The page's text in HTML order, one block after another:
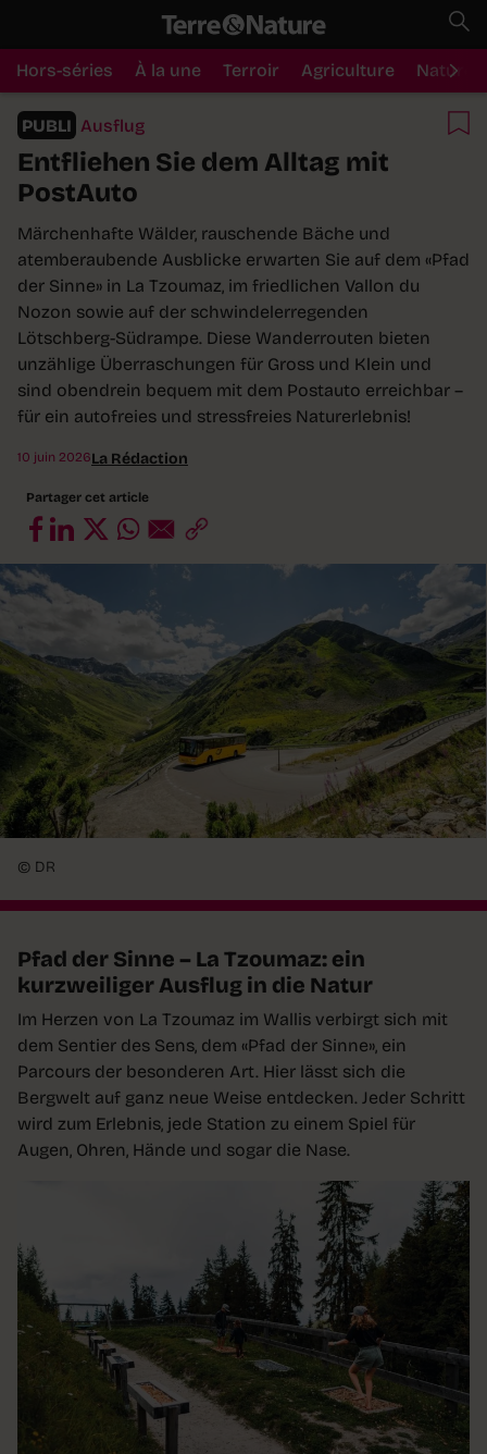
Hors-séries À la une Terroir Agriculture Nature
PUBLI Ausflug
Entfliehen Sie dem Alltag mit
PostAuto
Märchenhafte Wälder, rauschende Bäche und
atemberaubende Ausblicke erwarten Sie auf dem «Pfad
der Sinne» in La Tzoumaz, im friedlichen Vallon du
Nozon sowie auf der schwindelerregenden
Lötschberg-Südrampe. Diese Wanderrouten bieten
unzählige Überraschungen für Gross und Klein und
sind obendrein bequem mit dem Postauto erreichbar –
für ein autofreies und stressfreies Naturerlebnis!
10 juin 2026La Rédaction
Partager cet article
© DR
Pfad der Sinne – La Tzoumaz: ein
kurzweiliger Ausflug in die Natur
Im Herzen von La Tzoumaz im Wallis verbirgt sich mit
dem Sentier des Sens, dem «Pfad der Sinne», ein
Parcours der besonderen Art. Hier lässt sich die
Bergwelt auf ganz neue Weise entdecken. Jeder Schritt
wird zum Erlebnis, jede Station zu einem Spiel für
Augen, Ohren, Hände und sogar die Nase.